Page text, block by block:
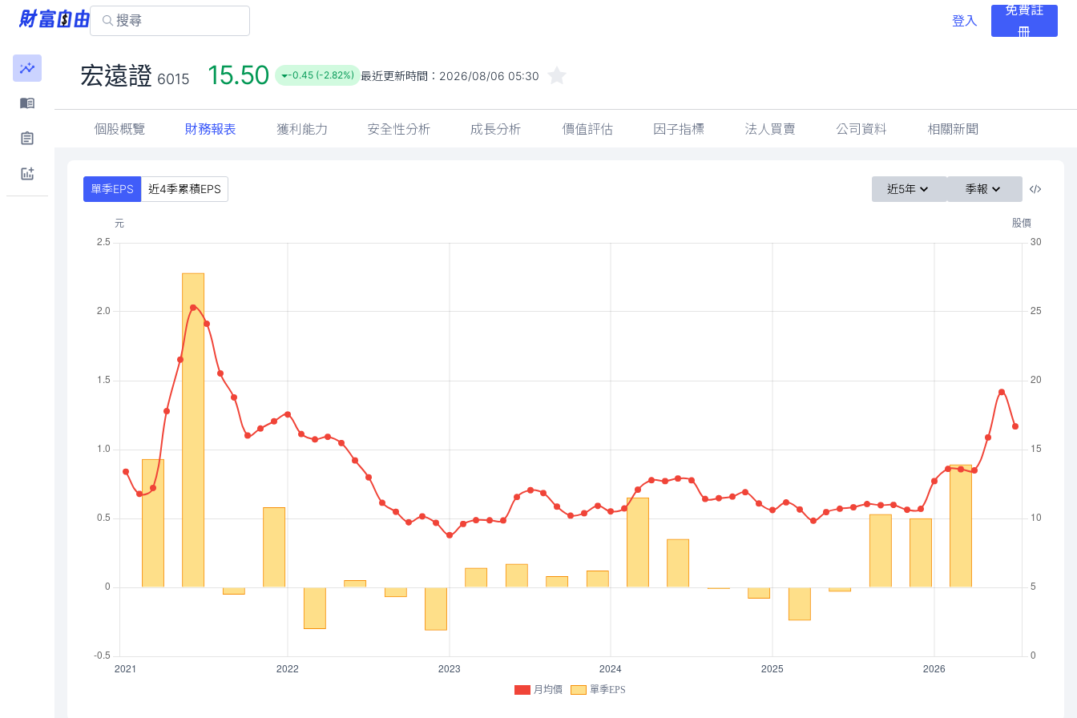
登入
免費註
冊
宏遠證 6015 15.50 -0.45 (-2.82%) 最近更新時間： 2026/08/06 05:30
個股概覽 財務報表 獲利能力 安全性分析 成長分析 價值評估 因子指標 法人買賣 公司資料 相關新聞
單季EPS 近4季累積EPS 近5年 季報
月均價 單季EPS